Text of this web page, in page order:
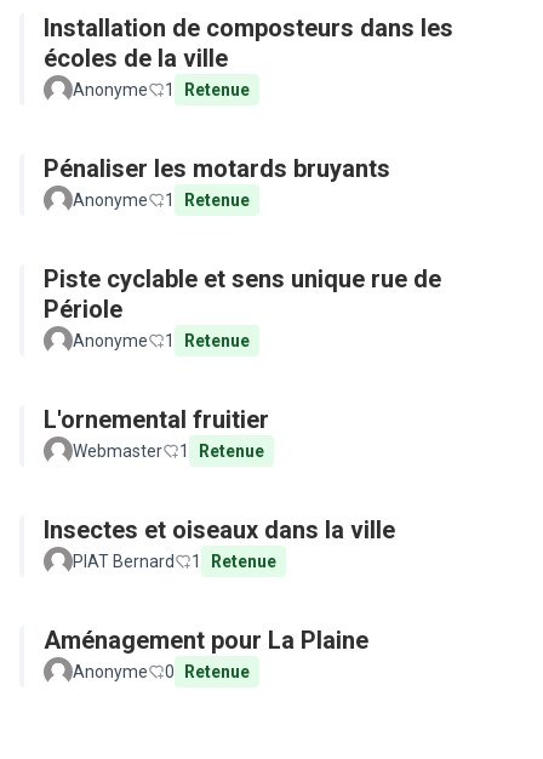
Installation de composteurs dans les
écoles de la ville
Anonyme 1 Retenue
Pénaliser les motards bruyants
Anonyme 1 Retenue
Piste cyclable et sens unique rue de
Périole
Anonyme 1 Retenue
L'ornemental fruitier
Webmaster 1 Retenue
Insectes et oiseaux dans la ville
PIAT Bernard 1 Retenue
Aménagement pour La Plaine
Anonyme 0 Retenue